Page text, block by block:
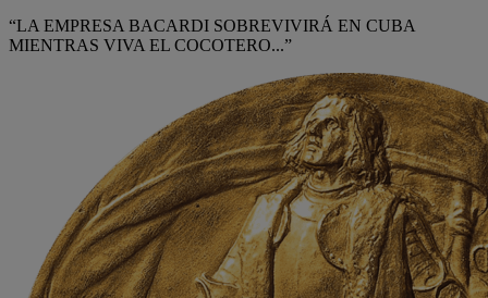
“LA EMPRESA BACARDI SOBREVIVIRÁ EN CUBA
MIENTRAS VIVA EL COCOTERO...”